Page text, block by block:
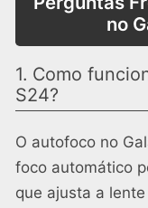
no
1. Como
S24?
O autofoco no
foco automático
que ajusta a